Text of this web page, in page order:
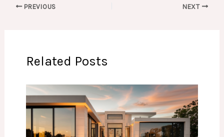
PREVIOUS NEXT
Related Posts